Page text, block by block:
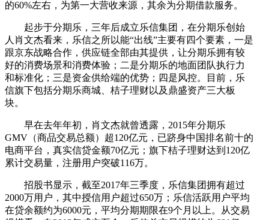
的60%左右，为第一大营收来源，其余为分期借款服务。
起步于分期乐，三年后成立乐信集团，在分期乐创始
人肖文杰看来，乐信之所以能“出线”主要有四个要素，一是
跟京东战略合作，供应链全部由其提供，让分期乐拥有较
好的消费场景和消费体验；二是分期乐的地面团队执行力
和标准化；三是资金供给端的优势；四是风控。目前，乐
信旗下包括分期乐商城、桔子理财以及鼎盛资产三大板
块。
早在去年年初，肖文杰就曾透露，2015年分期乐
GMV（商品交易总额）超120亿元，已跻身中国排名前十的
电商平台，真实信贷金额70亿元；旗下桔子理财达到120亿
累计交易量，注册用户突破116万。
招股书显示，截至2017年三季度，乐信集团拥有超过
2000万用户，其中授信用户超过650万；乐信活跃用户平均
在贷余额约为6000元，平均分期期限在9个月以上。从交易